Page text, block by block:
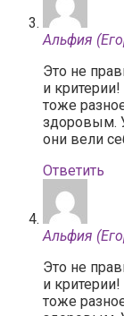
Альфия
Это не
и
тоже
здоровым.
они вели
Ответить
Альфия
Это не
и
тоже